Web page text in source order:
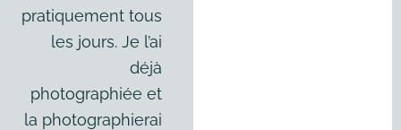
pratiquement tous
les jours. Je l’ai
déjà
photographiée et
la photographierai